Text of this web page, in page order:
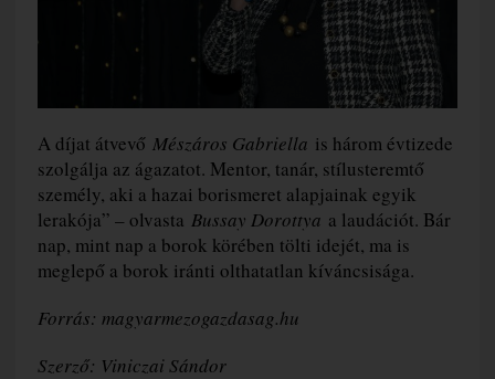
A díjat átvevő Mészáros Gabriella is három évtizede
szolgálja az ágazatot. Mentor, tanár, stílusteremtő
személy, aki a hazai borismeret alapjainak egyik
lerakója” – olvasta Bussay Dorottya a laudációt. Bár
nap, mint nap a borok körében tölti idejét, ma is
meglepő a borok iránti olthatatlan kíváncsisága.
Forrás: magyarmezogazdasag.hu
Szerző: Viniczai Sándor